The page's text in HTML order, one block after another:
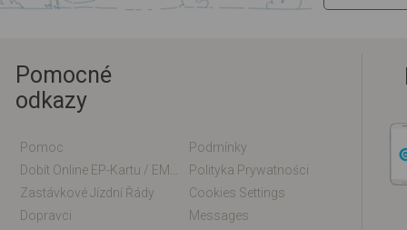
Pomocné
odkazy
Pomoc
Podmínky
Polityka Prywatności
Zastávkové Jízdní Řády
Cookies Settings
Dopravci
Messages